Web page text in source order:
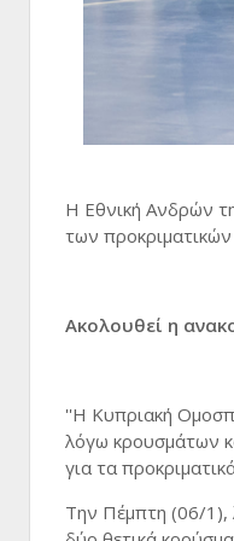
Η Εθνική Ανδρών
των
Ακολουθεί η
''Η Κυπριακή
λόγω κρουσμάτων
για τα
Την Πέμπτη (06/1),